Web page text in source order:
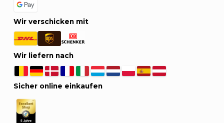
Wir verschicken mit
Wir liefern nach
Sicher online einkaufen